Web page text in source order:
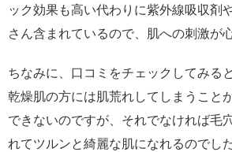
ック効果も高い代わりに紫外線吸収剤
さん含まれているので、肌への刺激が
ちなみに、口コミをチェックしてみる
乾燥肌の方には肌荒れしてしまうこと
できないのですが、それでなければ毛
れてツルンと綺麗な肌になれるのでした